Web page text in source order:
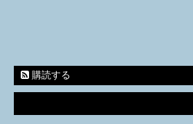
購読する